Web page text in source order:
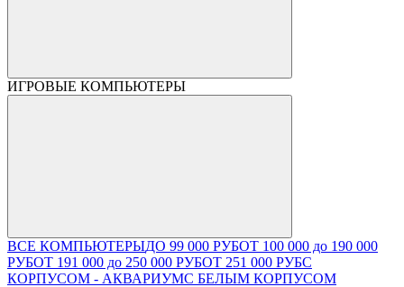
ИГРОВЫЕ КОМПЬЮТЕРЫ
ВСЕ КОМПЬЮТЕРЫДО 99 000 РУБОТ 100 000 до 190 000
РУБОТ 191 000 до 250 000 РУБОТ 251 000 РУБС
КОРПУСОМ - АКВАРИУМС БЕЛЫМ КОРПУСОМ